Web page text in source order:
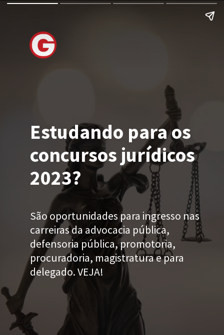
Estudando para os
concursos jurídicos
2023?
São oportunidades para ingresso nas
carreiras da advocacia pública,
defensoria pública, promotoria,
procuradoria, magistratura e para
delegado. VEJA!